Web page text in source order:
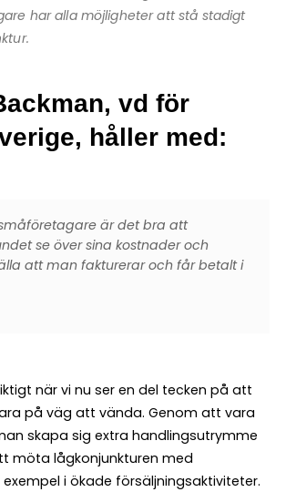
har alla möjligheter att stå stadigt
vd för
håller med:
är det bra att
se över sina kostnader och
att man fakturerar och får betalt i
när vi nu ser en del tecken på att
på väg att vända. Genom att vara
skapa sig extra handlingsutrymme
möta lågkonjunkturen med
i ökade försäljningsaktiviteter.